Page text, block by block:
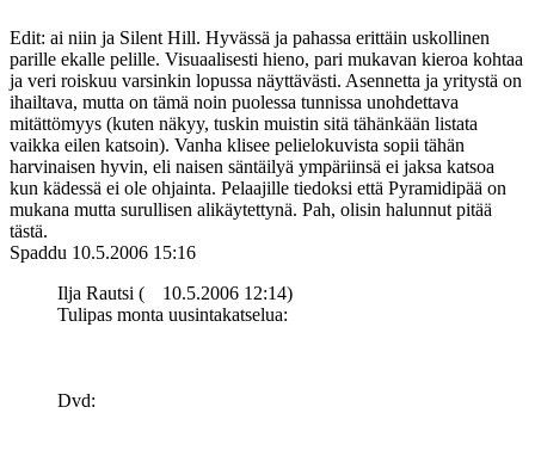
Edit: ai niin ja Silent Hill. Hyvässä ja pahassa erittäin uskollinen
parille ekalle pelille. Visuaalisesti hieno, pari mukavan kieroa kohtaa
ja veri roiskuu varsinkin lopussa näyttävästi. Asennetta ja yritystä on
ihailtava, mutta on tämä noin puolessa tunnissa unohdettava
mitättömyys (kuten näkyy, tuskin muistin sitä tähänkään listata
vaikka eilen katsoin). Vanha klisee pelielokuvista sopii tähän
harvinaisen hyvin, eli naisen säntäilyä ympäriinsä ei jaksa katsoa
kun kädessä ei ole ohjainta. Pelaajille tiedoksi että Pyramidipää on
mukana mutta surullisen alikäytettynä. Pah, olisin halunnut pitää
tästä.
Spaddu 10.5.2006 15:16
Ilja Rautsi (
10.5.2006 12:14)
Tulipas monta uusintakatselua:
Dvd: